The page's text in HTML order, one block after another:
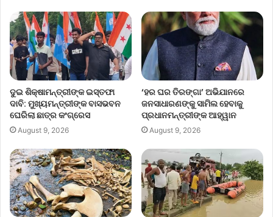
ଦୁଇ ଶିକ୍ଷାମନ୍ତ୍ରୀଙ୍କ ଇସ୍ତଫା
ଦାବି: ମୁଖ୍ୟମନ୍ତ୍ରୀଙ୍କ ବାସଭବନ
ଘେରିଲା ଛାତ୍ର କଂଗ୍ରେସ
August 9, 2026
‘ହର ଘର ତିରଙ୍ଗା’ ଅଭିଯାନରେ
ଜନସାଧାରଣଙ୍କୁ ସାମିଲ ହେବାକୁ
ପ୍ରଧାନମନ୍ତ୍ରୀଙ୍କ ଆହ୍ୱାନ
August 9, 2026